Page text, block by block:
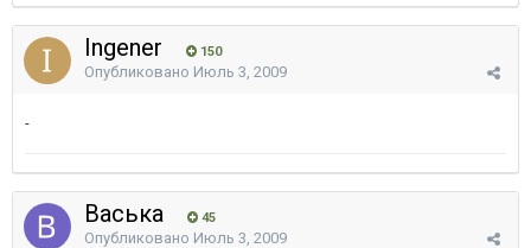
Ingener 150
Опубликовано Июль 3, 2009
-
Васька 45
Опубликовано Июль 3, 2009